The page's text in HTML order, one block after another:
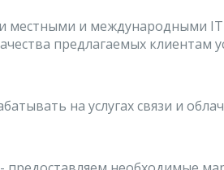
местными и международными
предлагаемых клиентам
на услугах связи и